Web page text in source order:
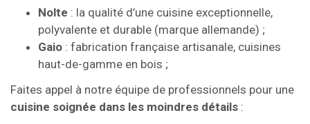
Nolte : la qualité d’une cuisine exceptionnelle,
polyvalente et durable (marque allemande) ;
Gaio : fabrication française artisanale, cuisines
haut-de-gamme en bois ;
Faites appel à notre équipe de professionnels pour une
cuisine soignée dans les moindres détails :